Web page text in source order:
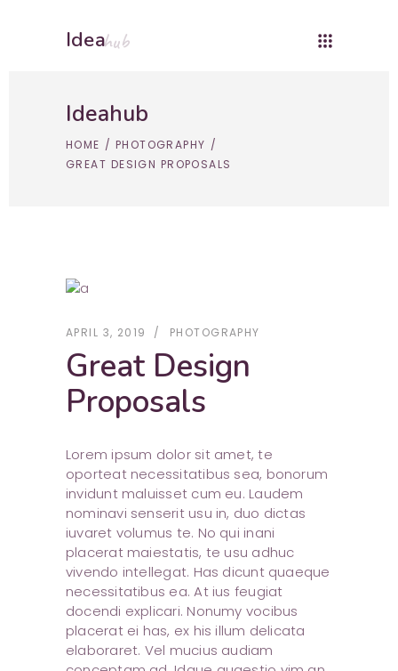
Ideahub
Ideahub
HOME / PHOTOGRAPHY /
GREAT DESIGN PROPOSALS
APRIL 3, 2019 PHOTOGRAPHY
Great Design
Proposals
Lorem ipsum dolor sit amet, te
oporteat necessitatibus sea, bonorum
invidunt maluisset cum eu. Laudem
nominavi senserit usu in, duo dictas
iuvaret volumus te. No qui inani
placerat maiestatis, te usu adhuc
vivendo intellegat. Has dicunt quaeque
necessitatibus ea. At ius feugiat
docendi explicari. Nonumy vocibus
placerat ei has, ex his illum delicata
elaboraret. Vel mucius audiam